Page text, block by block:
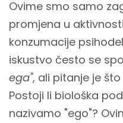
Ovime smo samo
promjena u
konzumacije
iskustvo često se
ega", ali pitanje je
Postoji li biološka
nazivamo "ego"?